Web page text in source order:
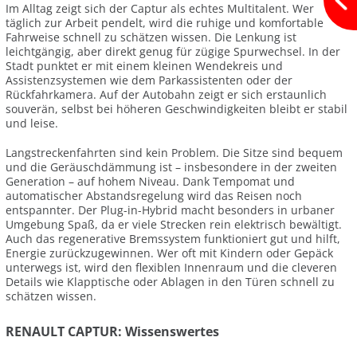
Im Alltag zeigt sich der Captur als echtes Multitalent. Wer
täglich zur Arbeit pendelt, wird die ruhige und komfortable
Fahrweise schnell zu schätzen wissen. Die Lenkung ist
leichtgängig, aber direkt genug für zügige Spurwechsel. In der
Stadt punktet er mit einem kleinen Wendekreis und
Assistenzsystemen wie dem Parkassistenten oder der
Rückfahrkamera. Auf der Autobahn zeigt er sich erstaunlich
souverän, selbst bei höheren Geschwindigkeiten bleibt er stabil
und leise.
Langstreckenfahrten sind kein Problem. Die Sitze sind bequem
und die Geräuschdämmung ist – insbesondere in der zweiten
Generation – auf hohem Niveau. Dank Tempomat und
automatischer Abstandsregelung wird das Reisen noch
entspannter. Der Plug-in-Hybrid macht besonders in urbaner
Umgebung Spaß, da er viele Strecken rein elektrisch bewältigt.
Auch das regenerative Bremssystem funktioniert gut und hilft,
Energie zurückzugewinnen. Wer oft mit Kindern oder Gepäck
unterwegs ist, wird den flexiblen Innenraum und die cleveren
Details wie Klapptische oder Ablagen in den Türen schnell zu
schätzen wissen.
RENAULT CAPTUR: Wissenswertes